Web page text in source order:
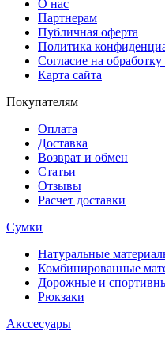
О нас
Партнерам
Публичная оферта
Политика
Согласие на
Карта сайта
Покупателям
Оплата
Доставка
Возврат и обмен
Статьи
Отзывы
Расчет доставки
Сумки
Натуральные
Комбинированные
Дорожные и
Рюкзаки
Акссесуары